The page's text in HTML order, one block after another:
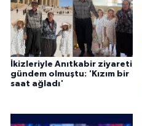
İkizleriyle Anıtkabir ziyareti
gündem olmuştu: 'Kızım bir
saat ağladı'